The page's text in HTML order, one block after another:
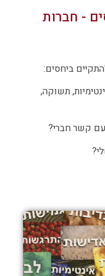
- חברות
תשוקה,
עם קשר חברי?